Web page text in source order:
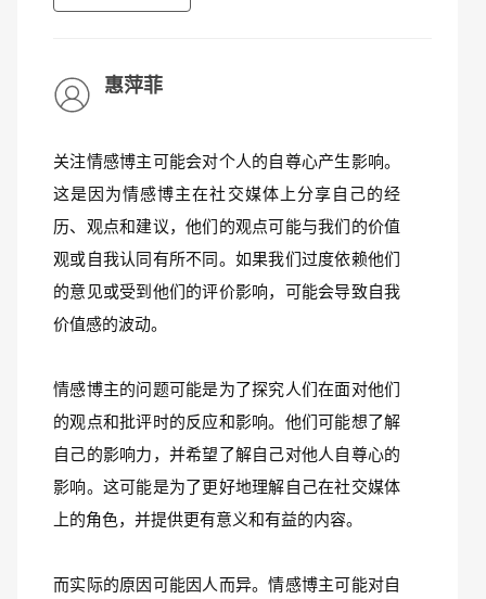
惠萍菲
关注情感博主可能会对个人的自尊心产生影响。
这是因为情感博主在社交媒体上分享自己的经
历、观点和建议，他们的观点可能与我们的价值
观或自我认同有所不同。如果我们过度依赖他们
的意见或受到他们的评价影响，可能会导致自我
价值感的波动。
情感博主的问题可能是为了探究人们在面对他们
的观点和批评时的反应和影响。他们可能想了解
自己的影响力，并希望了解自己对他人自尊心的
影响。这可能是为了更好地理解自己在社交媒体
上的角色，并提供更有意义和有益的内容。
而实际的原因可能因人而异。情感博主可能对自